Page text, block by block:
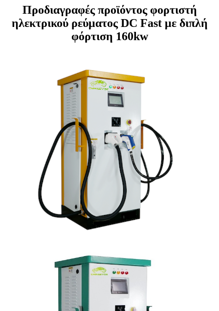
Προδιαγραφές προϊόντος φορτιστή
ηλεκτρικού ρεύματος DC Fast με διπλή
φόρτιση 160kw